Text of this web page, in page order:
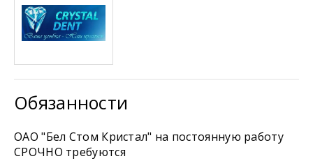
Обязанности
ОАО "Бел Стом Кристал" на постоянную работу
СРОЧНО требуются